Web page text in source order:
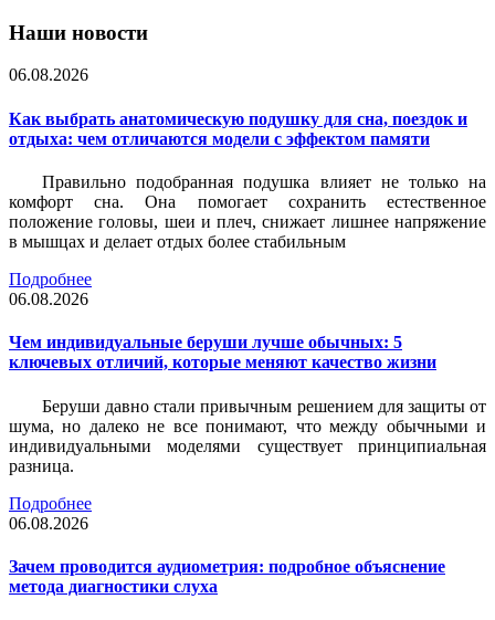
Наши новости
06.08.2026
Как выбрать анатомическую подушку для сна, поездок и
отдыха: чем отличаются модели с эффектом памяти
Правильно подобранная подушка влияет не только на
комфорт сна. Она помогает сохранить естественное
положение головы, шеи и плеч, снижает лишнее напряжение
в мышцах и делает отдых более стабильным
Подробнее
06.08.2026
Чем индивидуальные беруши лучше обычных: 5
ключевых отличий, которые меняют качество жизни
Беруши давно стали привычным решением для защиты от
шума, но далеко не все понимают, что между обычными и
индивидуальными моделями существует принципиальная
разница.
Подробнее
06.08.2026
Зачем проводится аудиометрия: подробное объяснение
метода диагностики слуха